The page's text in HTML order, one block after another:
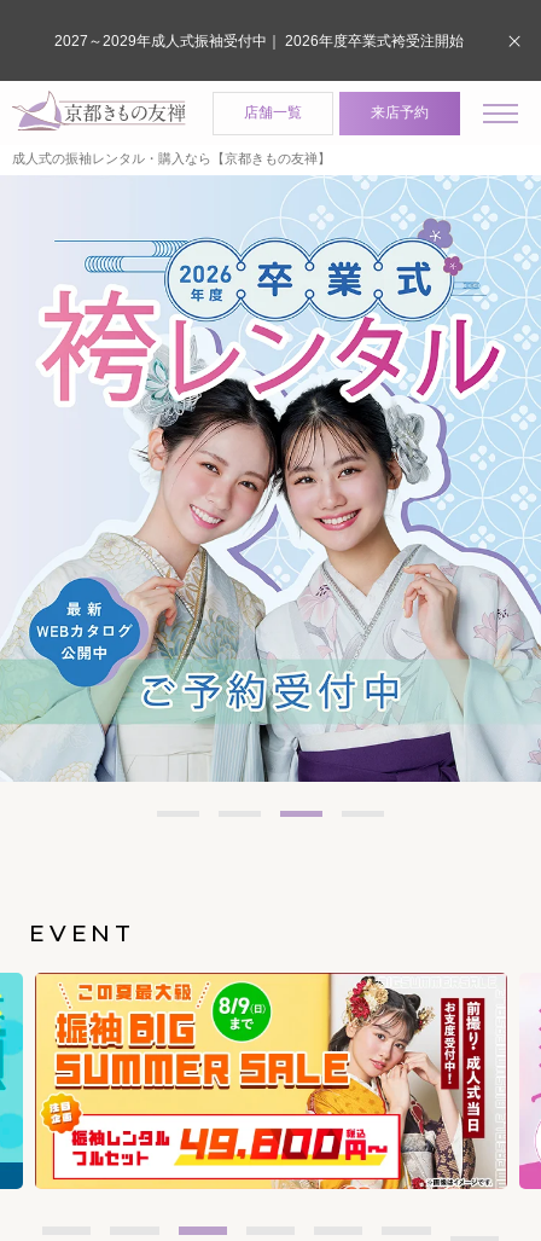
店舗一覧 来店予約
成人式の振袖レンタル・購入なら【京都きもの友禅】
EVENT
2027～2029年成人式振袖受付中｜ 2026年度卒業式袴受注開始